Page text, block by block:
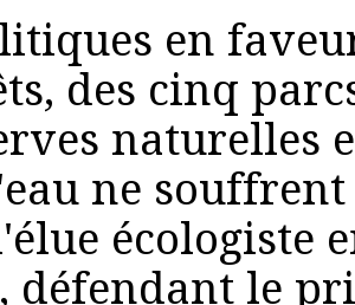
en
des cinq
naturelles
ne
écologiste
défendant le